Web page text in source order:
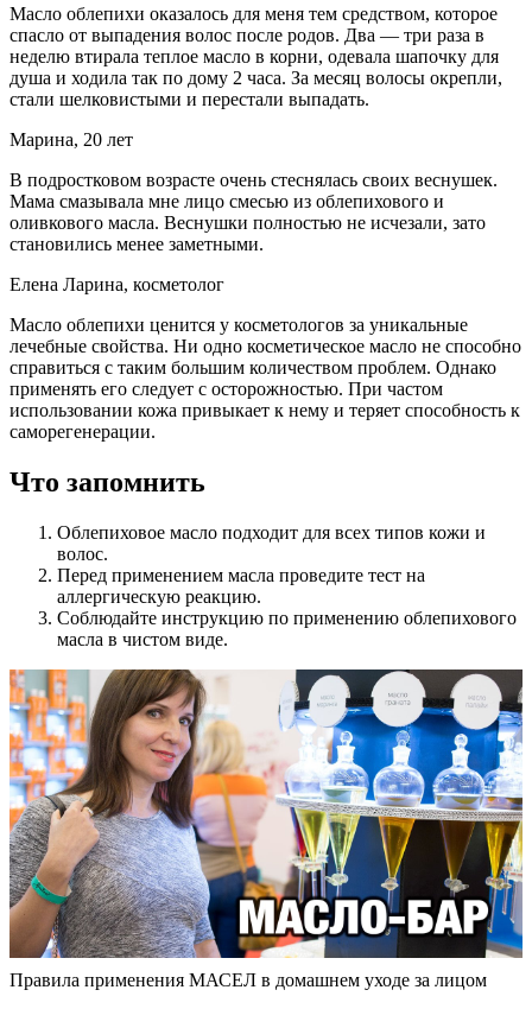
Масло облепихи оказалось для меня тем средством, которое
спасло от выпадения волос после родов. Два — три раза в
неделю втирала теплое масло в корни, одевала шапочку для
душа и ходила так по дому 2 часа. За месяц волосы окрепли,
стали шелковистыми и перестали выпадать.
Марина, 20 лет
В подростковом возрасте очень стеснялась своих веснушек.
Мама смазывала мне лицо смесью из облепихового и
оливкового масла. Веснушки полностью не исчезали, зато
становились менее заметными.
Елена Ларина, косметолог
Масло облепихи ценится у косметологов за уникальные
лечебные свойства. Ни одно косметическое масло не способно
справиться с таким большим количеством проблем. Однако
применять его следует с осторожностью. При частом
использовании кожа привыкает к нему и теряет способность к
саморегенерации.
Что запомнить
Облепиховое масло подходит для всех типов кожи и
волос.
Перед применением масла проведите тест на
аллергическую реакцию.
Соблюдайте инструкцию по применению облепихового
масла в чистом виде.
Правила применения МАСЕЛ в домашнем уходе за лицом